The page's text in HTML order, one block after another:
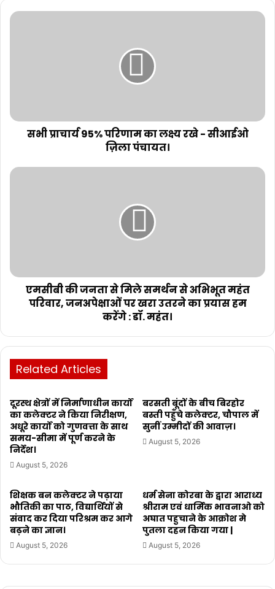
सभी प्राचार्य 95% परिणाम का लक्ष्य रखे - सीआईओ
ज़िला पंचायत।
एमसीबी की जनता से मिले समर्थन से अभिभूत महंत
परिवार, जनअपेक्षाओं पर खरा उतरने का प्रयास हम
करेंगे : डॉ. महंत।
Related Articles
दूरस्थ क्षेत्रों में निर्माणाधीन कार्यों
का कलेक्टर ने किया निरीक्षण,
अधूरे कार्यो को गुणवत्ता के साथ
समय-सीमा में पूर्ण करने के
निर्देश।
August 5, 2026
बरसती बूंदों के बीच बिरहोर
बस्ती पहुँचे कलेक्टर, चौपाल में
सुनीं उम्मीदों की आवाज़।
August 5, 2026
शिक्षक बन कलेक्टर ने पढ़ाया
भौतिकी का पाठ, विद्यार्थियों से
संवाद कर दिया परिश्रम कर आगे
बढ़ने का ज्ञान।
August 5, 2026
धर्म सेना कोरबा के द्वारा आराध्य
श्रीराम एवं धार्मिक भावनाओ को
अघात पहुचाने के आक्रोश मे
पुतला दहन किया गया |
August 5, 2026